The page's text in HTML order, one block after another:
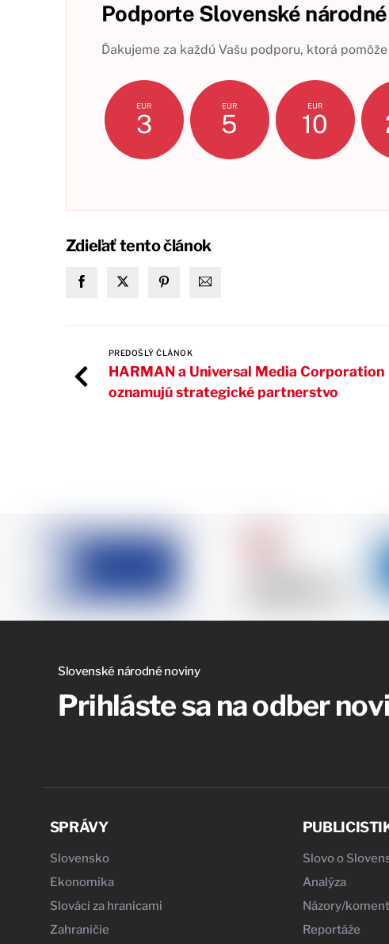
Podporte Slovenské
Ďakujeme za každú Vašu podporu, ktorá
EUR
3
EUR
5
EUR
10
Zdieľať tento článok
PREDOŠLÝ ČLÁNOK
HARMAN a Universal Media Corporation
oznamujú strategické partnerstvo
Slovenské národné noviny
Prihláste sa na odber
SPRÁVY
Slovensko
Ekonomika
Slováci za hranicami
Zahraničie
Slovo o
Analýza
Názory/
Reportáže